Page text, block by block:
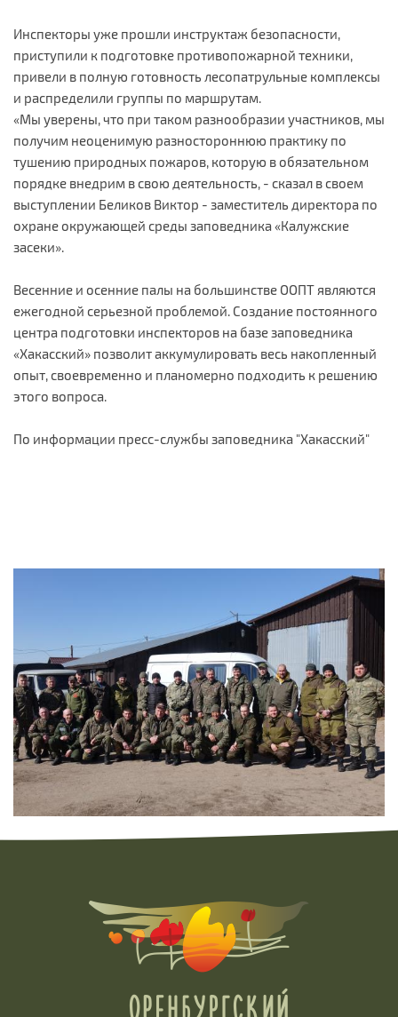
Инспекторы уже прошли инструктаж безопасности,
приступили к подготовке противопожарной техники,
привели в полную готовность лесопатрульные комплексы
и распределили группы по маршрутам.
«Мы уверены, что при таком разнообразии участников, мы
получим неоценимую разностороннюю практику по
тушению природных пожаров, которую в обязательном
порядке внедрим в свою деятельность, - сказал в своем
выступлении Беликов Виктор - заместитель директора по
охране окружающей среды заповедника «Калужские
засеки».
Весенние и осенние палы на большинстве ООПТ являются
ежегодной серьезной проблемой. Создание постоянного
центра подготовки инспекторов на базе заповедника
«Хакасский» позволит аккумулировать весь накопленный
опыт, своевременно и планомерно подходить к решению
этого вопроса.
По информации пресс-службы заповедника "Хакасский"